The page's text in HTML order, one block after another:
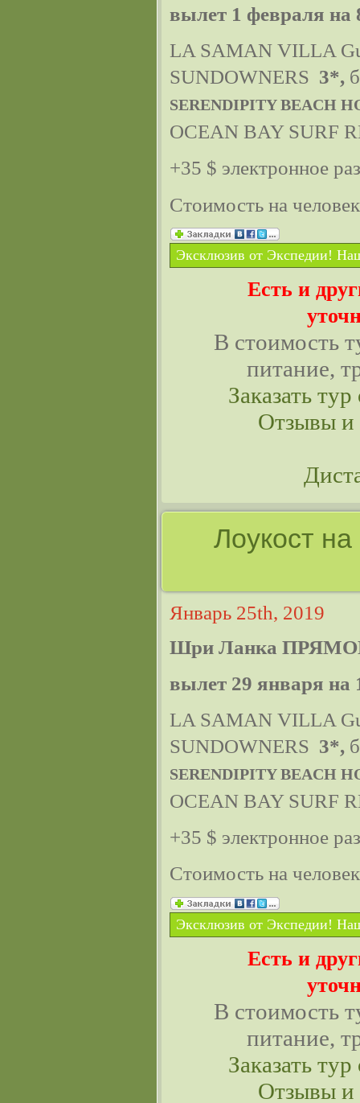
вылет 1 февраля на
LA SAMAN VILLA
SUNDOWNERS 3*,
SERENDIPITY BEACH
OCEAN BAY SURF
+35 $ электронное
Стоимость на
Эксклюзив от Экспедии!
Есть и
В стоимость
питание,
Заказать
Отзывы и
Лоукост
Январь 25th, 2019
Шри Ланка
вылет 29 января на
LA SAMAN VILLA
SUNDOWNERS 3*,
SERENDIPITY BEACH
OCEAN BAY SURF
+35 $ электронное
Стоимость на
Эксклюзив от Экспедии!
Есть и
В стоимость
питание,
Заказать
Отзывы и